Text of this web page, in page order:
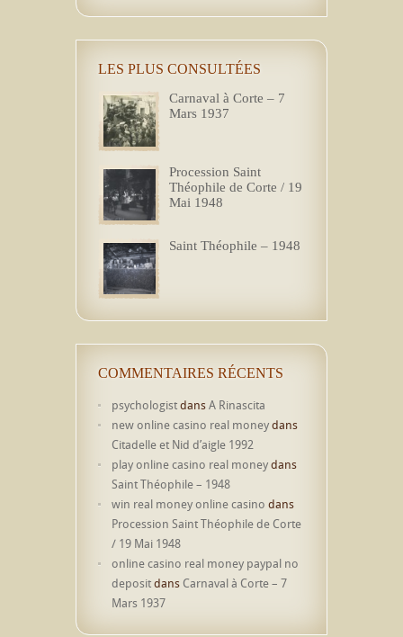
LES PLUS CONSULTÉES
Carnaval à Corte – 7
Mars 1937
Procession Saint
Théophile de Corte / 19
Mai 1948
Saint Théophile – 1948
COMMENTAIRES RÉCENTS
psychologistdansA Rinascita
new online casino real moneydans
Citadelle et Nid d’aigle 1992
play online casino real moneydans
Saint Théophile – 1948
win real money online casino dans
Procession Saint Théophile de Corte
/ 19 Mai 1948
online casino real money paypal no
depositdans Carnaval à Corte – 7
Mars 1937